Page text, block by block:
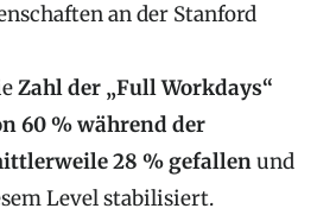
an der Stanford
Zahl der „Full Workdays“
60 % während der
28 % gefallenund
Level stabilisiert.